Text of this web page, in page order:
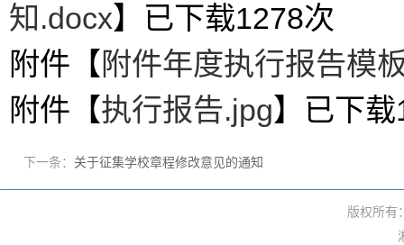
知.docx】已下载1278次
附件【 附件年度执行报告模
附件【执行报告.jpg】已下载
下一条： 关于征集学校章程修改意见的通知
版权所有